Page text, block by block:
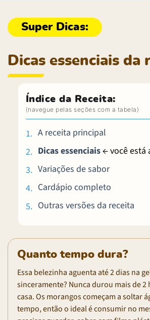
Dicas essenciais da
Índice da Receita:
A receita principal
Dicas essenciais← você está
Variações de sabor
Cardápio completo
Outras versões da receita
Quanto tempo dura?
Essa belezinha aguenta até 2 dias na
sinceramente? Nunca durou mais de 2
casa. Os morangos começam a soltar
tempo, então o ideal é consumir no